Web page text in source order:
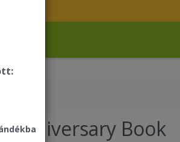
Anniversary Book